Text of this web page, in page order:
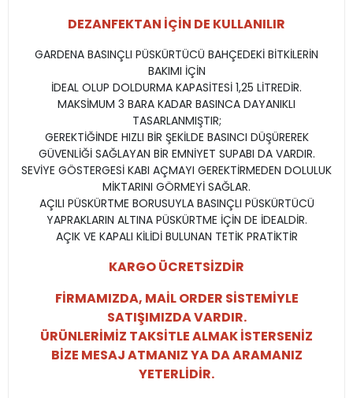
DEZANFEKTAN İÇİN DE KULLANILIR
GARDENA BASINÇLI PÜSKÜRTÜCÜ BAHÇEDEKİ BİTKİLERİN
BAKIMI İÇİN
İDEAL OLUP DOLDURMA KAPASİTESİ 1,25 LİTREDİR.
MAKSİMUM 3 BARA KADAR BASINCA DAYANIKLI
TASARLANMIŞTIR;
GEREKTİĞİNDE HIZLI BİR ŞEKİLDE BASINCI DÜŞÜREREK
GÜVENLİĞİ SAĞLAYAN BİR EMNİYET SUPABI DA VARDIR.
SEVİYE GÖSTERGESİ KABI AÇMAYI GEREKTİRMEDEN DOLULUK
MİKTARINI GÖRMEYİ SAĞLAR.
AÇILI PÜSKÜRTME BORUSUYLA BASINÇLI PÜSKÜRTÜCÜ
YAPRAKLARIN ALTINA PÜSKÜRTME İÇİN DE İDEALDİR.
AÇIK VE KAPALI KİLİDİ BULUNAN TETİK PRATİKTİR
KARGO ÜCRETSİZDİR
FİRMAMIZDA, MAİL ORDER SİSTEMİYLE
SATIŞIMIZDA VARDIR.
ÜRÜNLERİMİZ TAKSİTLE ALMAK İSTERSENİZ
BİZE MESAJ ATMANIZ YA DA ARAMANIZ
YETERLİDİR.